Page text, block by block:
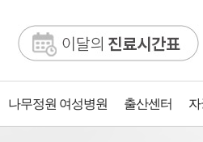
나무정원 여성병원 출산센터